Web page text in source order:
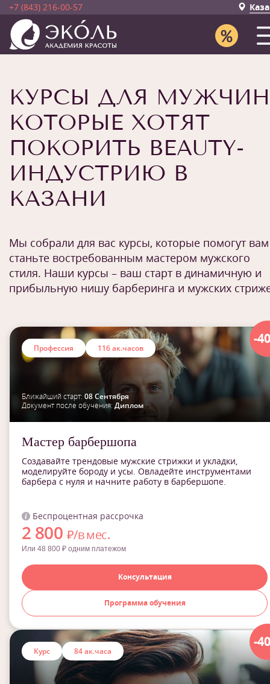
+7 (843) 216-00-57
КУРСЫ ДЛЯ
КОТОРЫЕ ХОТЯТ
ПОКОРИТЬ BEAUTY-
ИНДУСТРИЮ В
КАЗАНИ
Мы собрали для вас курсы, которые помогут вам
станьте востребованным мастером мужского
стиля. Наши курсы – ваш старт в динамичную и
прибыльную нишу барберинга и мужских
-
Профессия 116 ак.часов
Ближайший старт: 08 Сентября
Документ после обучения: Диплом
Мастер барбершопа
Создавайте трендовые мужские стрижки и укладки,
моделируйте бороду и усы. Овладейте инструментами
барбера с нуля и начните работу в барбершопе.
Беспроцентная рассрочка
2 800 ₽/в мес.
Или 48 800 ₽ одним платежом
Консультация
Программа обучения
-
Курс 84 ак.часа